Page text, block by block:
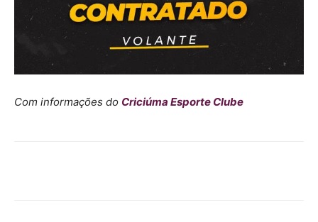
Com informações do Criciúma Esporte Clube